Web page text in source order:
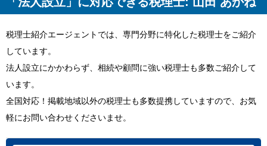
税理士紹介エージェントでは、専門分野に特化した税理士をご紹介
しています。
法人設立にかかわらず、相続や顧問に強い税理士も多数ご紹介して
います。
全国対応！掲載地域以外の税理士も多数提携していますので、お気
軽にお問い合わせくださいませ。